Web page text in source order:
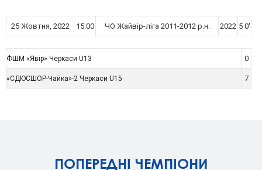
25 Жовтня, 2022 15:00 ЧО Жайвір-ліга 2011-2012 р.н. 2022 5 0'
ФШМ «Явір» Черкаси U13 0
«СДЮСШОР-Чайка»-2 Черкаси U15 7
ПОПЕРЕДНІ ЧЕМПІОНИ